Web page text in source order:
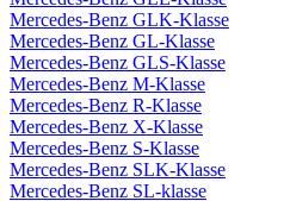
Mercedes-Benz GLK-Klasse
Mercedes-Benz GL-Klasse
Mercedes-Benz GLS-Klasse
Mercedes-Benz M-Klasse
Mercedes-Benz R-Klasse
Mercedes-Benz X-Klasse
Mercedes-Benz S-Klasse
Mercedes-Benz SLK-Klasse
Mercedes-Benz SL-klasse